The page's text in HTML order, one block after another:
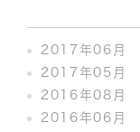
2017年06月
2017年05月
2016年08月
2016年06月